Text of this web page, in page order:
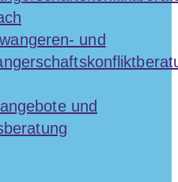
und
und